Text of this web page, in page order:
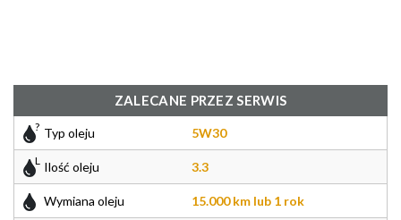
ZALECANE PRZEZ SERWIS
Typ oleju 5W30
Ilość oleju 3.3
Wymiana oleju 15.000 km lub 1 rok